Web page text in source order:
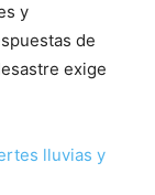
y
de
exige
lluvias y